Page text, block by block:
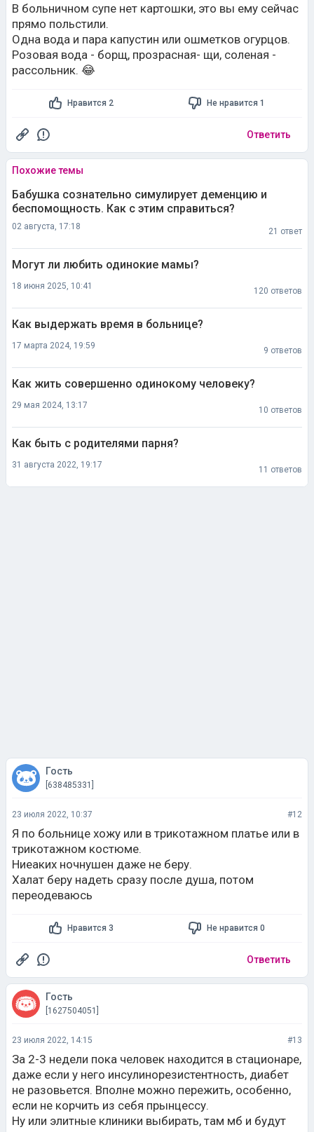
В больничном супе нет картошки, это вы ему сейчас
прямо польстили.
Одна вода и пара капустин или ошметков огурцов.
Розовая вода - борщ, прозрасная- щи, соленая -
рассольник. 😂
Нравится 2 Не нравится 1
Ответить
Похожие темы
Бабушка сознательно симулирует деменцию и
беспомощность. Как с этим справиться?
02 августа, 17:18
21 ответ
Могут ли любить одинокие мамы?
18 июня 2025, 10:41
120 ответов
Как выдержать время в больнице?
17 марта 2024, 19:59
9 ответов
Как жить совершенно одинокому человеку?
29 мая 2024, 13:17
10 ответов
Как быть с родителями парня?
31 августа 2022, 19:17
11 ответов
Гость
[638485331]
23 июля 2022, 10:37 #12
Я по больнице хожу или в трикотажном платье или в
трикотажном костюме.
Ниеаких ночнушен даже не беру.
Халат беру надеть сразу после душа, потом
переодеваюсь
Нравится 3 Не нравится 0
Ответить
Гость
[1627504051]
23 июля 2022, 14:15 #13
За 2-3 недели пока человек находится в стационаре,
даже если у него инсулинорезистентность, диабет
не разовьется. Вполне можно пережить, особенно,
если не корчить из себя прынцессу.
Ну или элитные клиники выбирать, там мб и будут